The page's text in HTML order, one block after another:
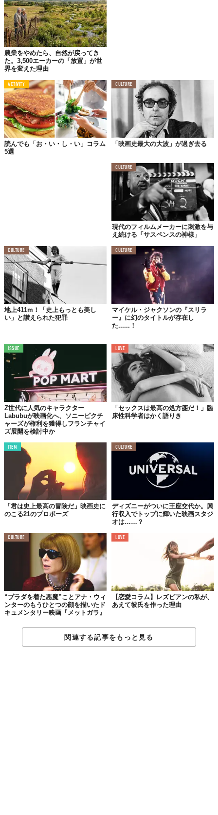
て、あの“尖り方”はヴィランと言うより寧ろヒーロー的でした。
しかも、『101匹わんちゃん』の時とは違って、さほど残忍でも
ありません！笑
というか、『Cruella』においては彼女が主人公なので正しくは
「ダークヒーロー」ですね。
最高にアヴァンギャルドでクールなビジュアル、抜群のセンス、
鋭い性格、さらに泥棒時代に培ったアクロバティックな行動
力……。
©disneycruella/Instagram
そして、生い立ちの過酷さによって先述の闇要素が備わっている
クルエラは、まさしくヒーローと並ぶ魅力に溢れた、「ヴィラ
ン」にふさわしい存在というわけです！
特に彼女は、作品のプロットが他のディズニー作品ほどファンタ
しやすいものです。“悪目立ち”を逆手にとって王座へ向かってい
く姿は、個性を追い求めるおしゃれさんにとってヒロインたり得
るのではないでしょうか。
ただ、原作がプリンセスシリーズほどメジャーではないこともあ
ってか、残念ながら上のランクでは圏外ですね……。まあ、筆者
的にはむしろそこ（王道じゃないところ）にも惹かれたり。
まとめると、
人間味がありながら尖ってて目立つヴィランはヒーローと
同じくらい魅力的→クルエラはヴィランの条件を完璧に満
たしている→クルエラは魅力的→クルエラを推してるアナ
タも魅力的
という寸法なのです！！
（？）まだ『Cruella』を観てない人は、この機会にぜひとも鑑賞
してください。
長くなりましたが、これにて私の「ヴィラン（クルエラ）の魅力
を語る回」は終わります。魅力語りというか、ほぼ宣教ですね。
長々お付き合いくださってありがとうございました笑
それでは、また次回。
農業をやめたら、自然が戻ってき
た。3,500エーカーの「放置」が世
界を変えた理由
ACTIVITY
読んでも「お・い・し・い」コラム
5選
CULTURE
「映画史最大の大波」が過ぎ去る
CULTURE
現代のフィルムメーカーに刺激を与
え続ける「サスペンスの神様」
CULTURE
地上411m！「史上もっとも美し
い」と讃えられた犯罪
CULTURE
マイケル・ジャクソンの『スリラ
ー』に幻のタイトルが存在し
た......！
ISSUE
Z世代に人気のキャラクター
Labubuが映画化へ、ソニーピクチ
ャーズが権利を獲得しフランチャイ
ズ展開を検討中か
LOVE
「セックスは最高の処方箋だ！」臨
床性科学者はかく語りき
ITEM
「君は史上最高の冒険だ」映画史に
のこる21のプロポーズ
CULTURE
ディズニーがついに王座交代か。興
行収入でトップに輝いた映画スタジ
オは……？
CULTURE
“プラダを着た悪魔”ことアナ・ウィ
ンターのもうひとつの顔を描いたド
キュメンタリー映画『メットガラ』
LOVE
【恋愛コラム】レズビアンの私が、
あえて彼氏を作った理由
関連する記事をもっと見る